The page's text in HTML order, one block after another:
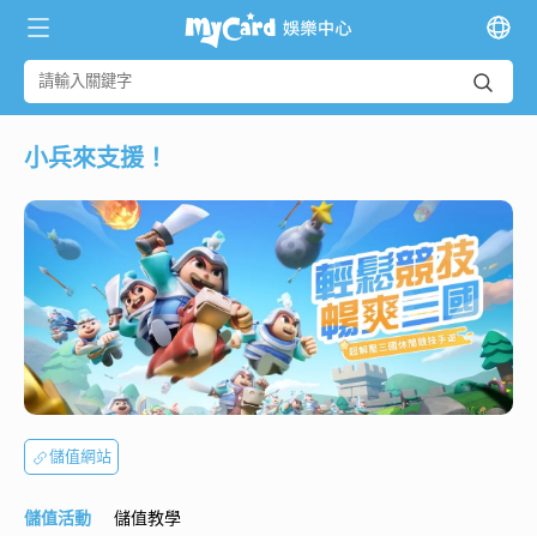
小兵來支援！
儲值網站
儲值活動 儲值教學